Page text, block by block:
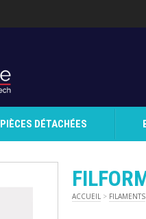
PIÈCES DÉTACHÉES
ACCUEIL > FILAMENTS